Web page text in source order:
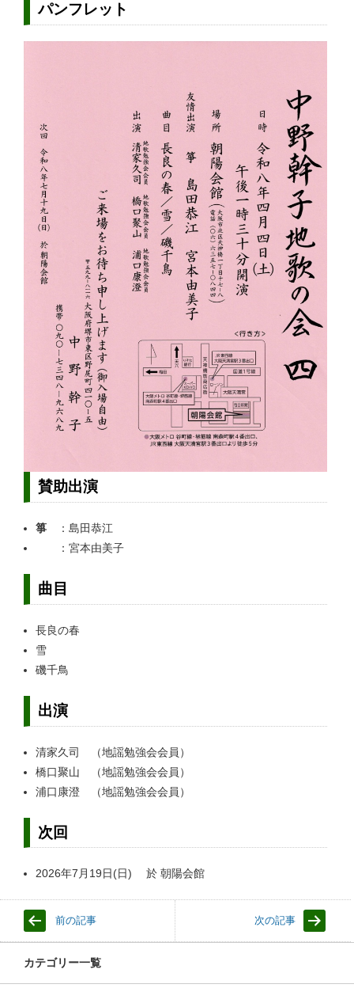
パンフレット
賛助出演
箏 ：島田恭江
：宮本由美子
曲目
長良の春
雪
磯千鳥
出演
清家久司 （地謡勉強会会員）
橋口聚山 （地謡勉強会会員）
浦口康澄 （地謡勉強会会員）
次回
2026年7月19日(日) 於 朝陽会館
前の記事 次の記事
カテゴリー一覧